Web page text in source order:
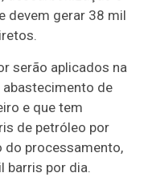
devem gerar 38 mil
serão aplicados na
abastecimento de
e que tem
de petróleo por
do processamento,
barris por dia.